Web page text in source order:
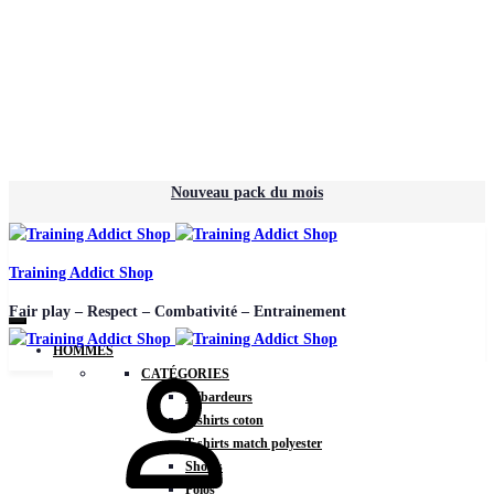
Nouveau pack du mois
Training Addict Shop
Fair play – Respect – Combativité – Entrainement
HOMMES
CATÉGORIES
Débardeurs
T-shirts coton
T-shirts match polyester
Shorts
Polos